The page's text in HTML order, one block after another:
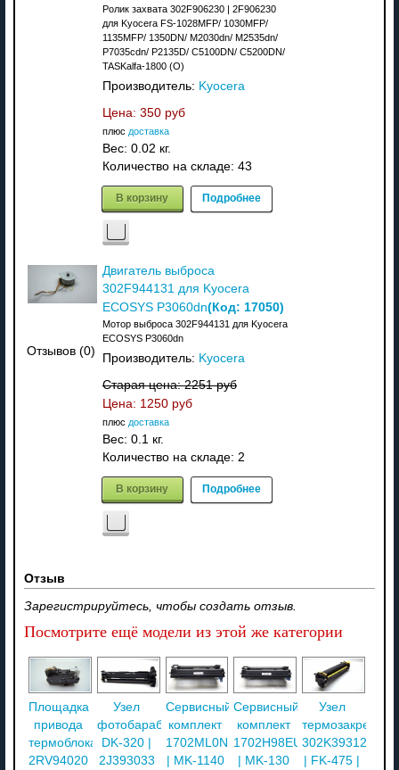
Ролик захвата 302F906230 | 2F906230
для Kyocera FS-1028MFP/ 1030MFP/
1135MFP/ 1350DN/ M2030dn/ M2535dn/
P7035cdn/ P2135D/ C5100DN/ C5200DN/
TASKalfa-1800 (О)
Производитель: Kyocera
Цена: 350 руб
плюс доставка
Вес: 0.02 кг.
Количество на складе: 43
В корзину Подробнее
Отзывов (0)
Двигатель выброса
302F944131 для Kyocera
ECOSYS P3060dn(Код: 17050)
Мотор выброса 302F944131 для Kyocera
ECOSYS P3060dn
Производитель: Kyocera
Старая цена:2251 руб
Цена: 1250 руб
плюс доставка
Вес: 0.1 кг.
Количество на складе: 2
В корзину Подробнее
Отзыв
Зарегистрируйтесь, чтобы создать отзыв.
Посмотрите ещё модели из этой же категории
Площадка
привода
термоблока
2RV94020
Узел
фотобарабана
DK-320 |
2J393033
Сервисный
комплект
1702ML0NL0
| MK-1140
Сервисный
комплект
1702H98EU0
| MK-130
Узел
302K393120
| FK-475 |